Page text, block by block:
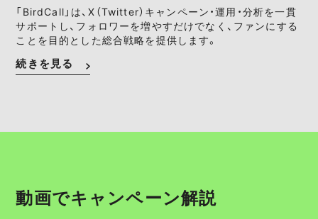
「BirdCall」は、X（Twitter）キャンペーン・運用・分析を一貫
サポートし、フォロワーを増やすだけでなく、ファンにする
ことを目的とした総合戦略を提供します。
続きを見る
動画でキャンペーン解説